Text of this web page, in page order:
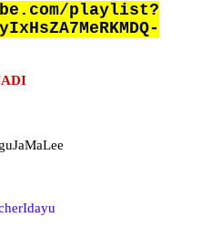
playlist?